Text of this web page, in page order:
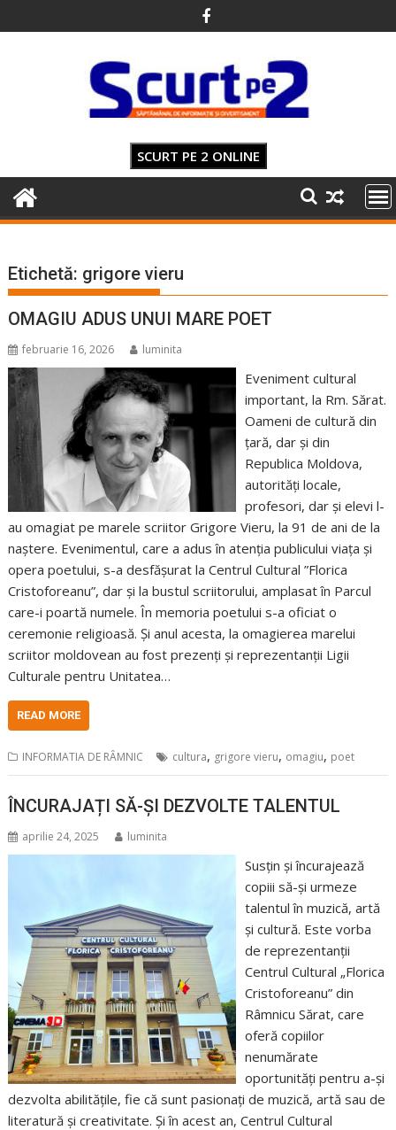
to
SCURT PE 2 ONLINE
Etichetă: grigore vieru
OMAGIU ADUS UNUI MARE POET
februarie 16, 2026 luminita
Eveniment cultural
important, la Rm. Sărat.
Oameni de cultură din
țară, dar și din
Republica Moldova,
autorități locale,
profesori, dar și elevi l-
au omagiat pe marele scriitor Grigore Vieru, la 91 de ani de la
naștere. Evenimentul, care a adus în atenția publicului viața și
opera poetului, s-a desfășurat la Centrul Cultural ”Florica
Cristoforeanu”, dar și la bustul scriitorului, amplasat în Parcul
care-i poartă numele. În memoria poetului s-a oficiat o
ceremonie religioasă. Și anul acesta, la omagierea marelui
scriitor moldovean au fost prezenți și reprezentanții Ligii
Culturale pentru Unitatea…
READ MORE
INFORMATIA DE RÂMNIC cultura, grigore vieru, omagiu, poet
ÎNCURAJAȚI SĂ-ȘI DEZVOLTE TALENTUL
aprilie 24, 2025 luminita
Susțin și încurajează
copiii să-și urmeze
talentul în muzică, artă
și cultură. Este vorba
de reprezentanții
Centrul Cultural „Florica
Cristoforeanu” din
Râmnicu Sărat, care
oferă copiilor
nenumărate
oportunități pentru a-și
dezvolta abilitățile, fie că sunt pasionați de muzică, artă sau de
literatură și creativitate. Și în acest an, Centrul Cultural